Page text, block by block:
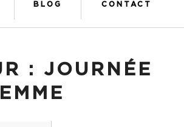
BLOG CONTACT
: JOURNÉE